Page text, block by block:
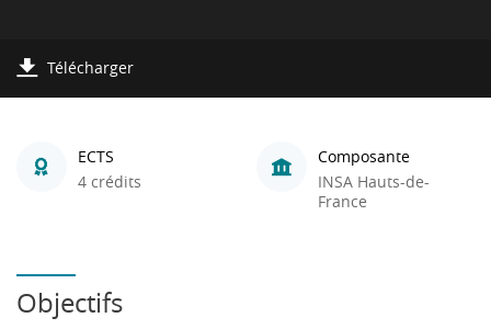
Télécharger
ECTS
4 crédits
Composante
INSA Hauts-de-
France
Objectifs